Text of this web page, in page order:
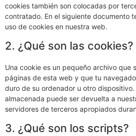
cookies también son colocadas por
contratado. En el siguiente documento
uso de cookies en nuestra web.
2. ¿Qué son las cookies?
Una cookie es un pequeño archivo que
páginas de esta web y que tu
duro de su ordenador u otro
almacenada puede ser devuelta a
servidores de terceros apropiados
3. ¿Qué son los scripts?